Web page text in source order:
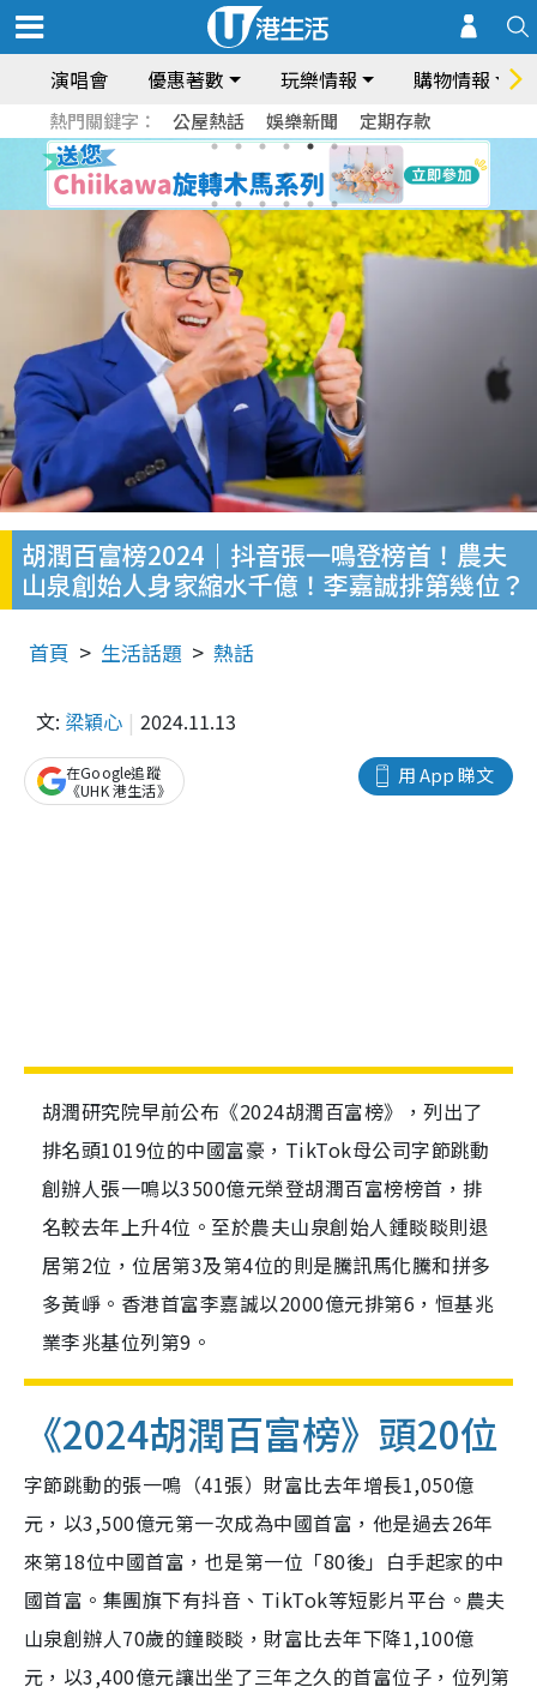
演唱會 優惠著數 玩樂情報 購物情報
熱門關鍵字： 公屋熱話 娛樂新聞 定期存款
胡潤百富榜2024｜抖音張一鳴登榜首！農夫
山泉創始人身家縮水千億！李嘉誠排第幾位？
首頁 生活話題 熱話
文: 梁穎心 2024.11.13
用 App 睇文
在Google追蹤
《UHK 港生活》
胡潤研究院早前公布《2024胡潤百富榜》，列出了
排名頭1019位的中國富豪，TikTok母公司字節跳動
創辦人張一鳴以3500億元榮登胡潤百富榜榜首，排
名較去年上升4位。至於農夫山泉創始人鍾睒睒則退
居第2位，位居第3及第4位的則是騰訊馬化騰和拼多
多黃崢。香港首富李嘉誠以2000億元排第6，恒基兆
業李兆基位列第9。
《2024胡潤百富榜》頭20位
字節跳動的張一鳴（41張）財富比去年增長1,050億
元，以3,500億元第一次成為中國首富，他是過去26年
來第18位中國首富，也是第一位「80後」白手起家的中
國首富。集團旗下有抖音、TikTok等短影片平台。農夫
山泉創辦人70歲的鐘睒睒，財富比去年下降1,100億
元，以3,400億元讓出坐了三年之久的首富位子，位列第